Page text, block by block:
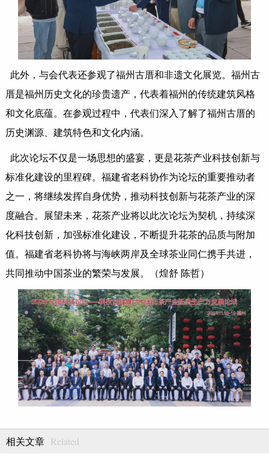
此外，与会代表还参观了福州古厝和非遗文化展览。福州古
厝是福州历史文化的珍贵遗产，代表着福州的传统建筑风格
和文化底蕴。在参观过程中，代表们深入了解了福州古厝的
历史渊源、建筑特色和文化内涵。
此次论坛不仅是一场思想的盛宴，更是花茶产业科技创新与
标准化建设的里程碑。福建省老科协作为论坛的重要推动者
之一，将继续发挥自身优势，推动科技创新与花茶产业的深
度融合。展望未来，花茶产业将以此次论坛为契机，持续深
化科技创新，加强标准化建设，不断提升花茶的品质与附加
值。福建省老科协将与海峡两岸及全球茶业同仁携手共进，
共同推动中国茶业的繁荣与发展。（煌舒 陈哲）
相关文章 Related